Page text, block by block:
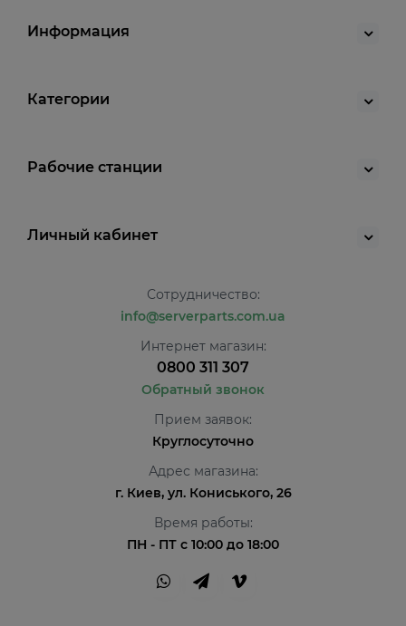
Информация
Категории
Рабочие станции
Личный кабинет
Сотрудничество:
info@serverparts.com.ua
Интернет магазин:
0800 311 307
Обратный звонок
Прием заявок:
Круглосуточно
Адрес магазина:
г. Киев, ул. Кониського, 26
Время работы:
ПН - ПТ с 10:00 до 18:00